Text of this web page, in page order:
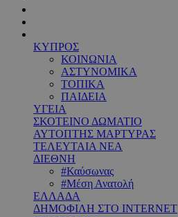
ΚΥΠΡΟΣ
ΚΟΙΝΩΝΙΑ
ΑΣΤΥΝΟΜΙΚΑ
ΤΟΠΙΚΑ
ΠΑΙΔΕΙΑ
ΥΓΕΙΑ
ΣΚΟΤΕΙΝΟ ΔΩΜΑΤΙΟ
ΑΥΤΟΠΤΗΣ ΜΑΡΤΥΡΑΣ
ΤΕΛΕΥΤΑΙΑ ΝΕΑ
ΔΙΕΘΝΗ
#Καύσωνας
#Μέση Ανατολή
ΕΛΛΑΔΑ
ΔΗΜΟΦΙΛΗ ΣΤΟ INTERNET